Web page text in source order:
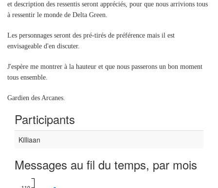
et description des ressentis seront appréciés, pour que nous arrivions tous
à ressentir le monde de Delta Green.
Les personnages seront des pré-tirés de préférence mais il est
envisageable d'en discuter.
J'espère me montrer à la hauteur et que nous passerons un bon moment
tous ensemble.
Gardien des Arcanes.
Participants
Killiaan
Messages au fil du temps, par mois